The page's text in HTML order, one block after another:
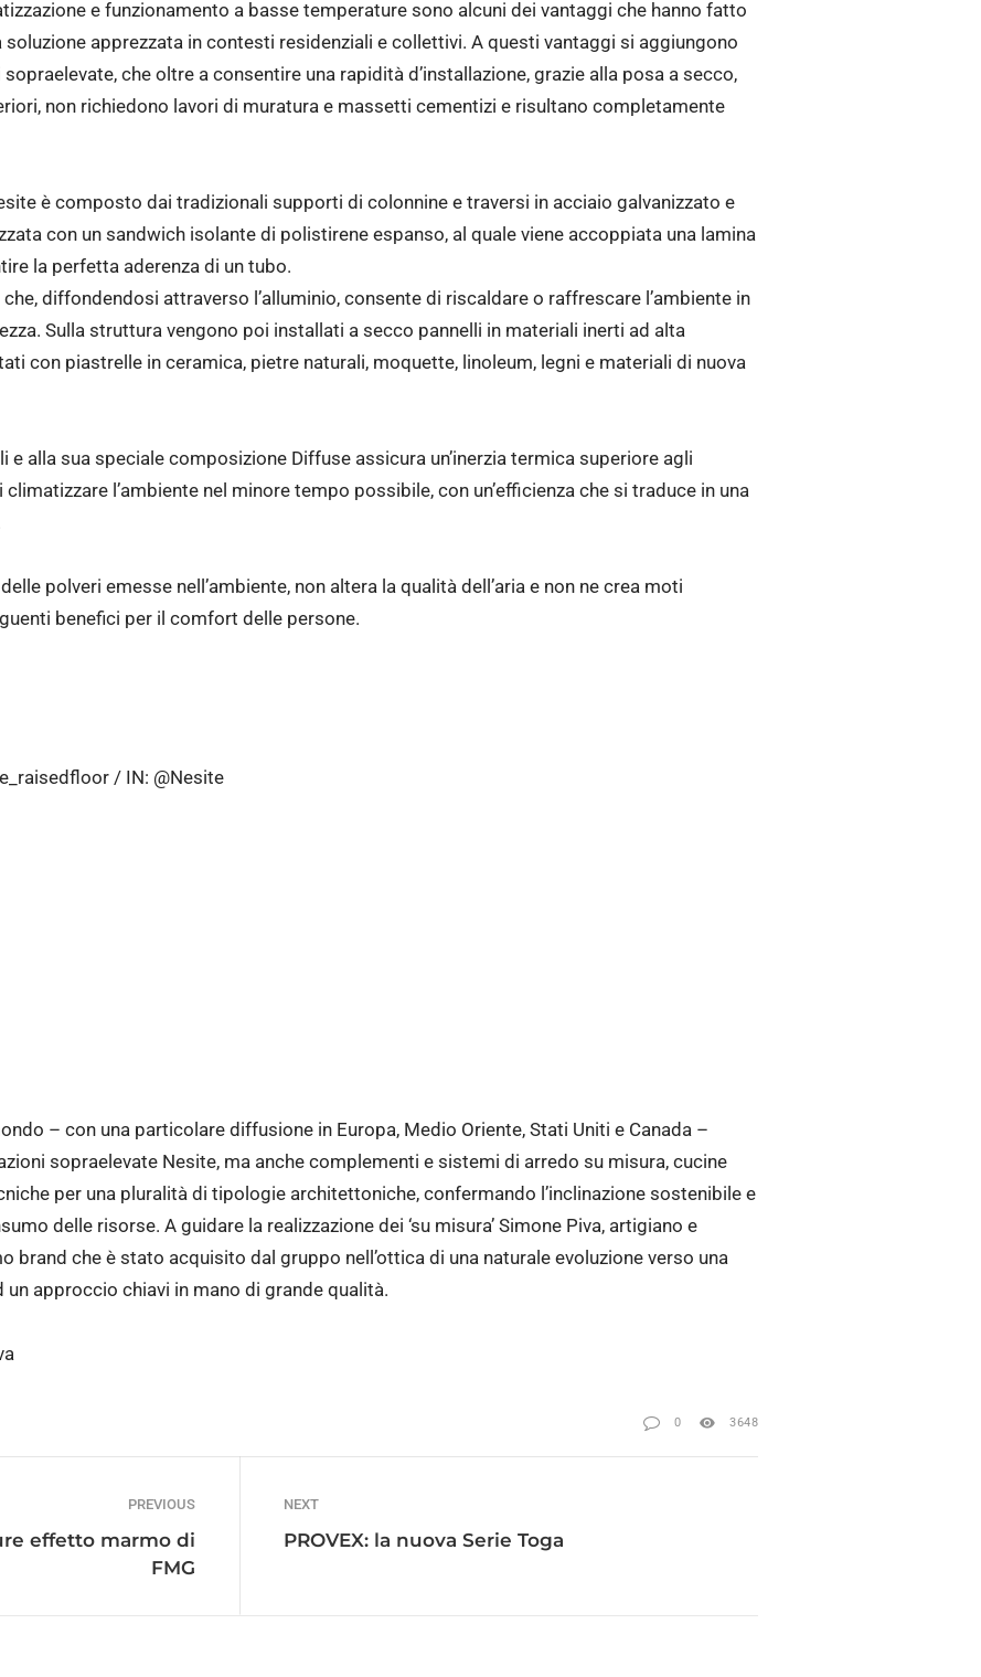
e funzionamento a basse temperature sono alcuni dei vantaggi che hanno fatto
soluzione apprezzata in contesti residenziali e collettivi. A questi vantaggi si aggiungono
che oltre a consentire una rapidità d’installazione, grazie alla posa a secco,
non richiedono lavori di muratura e massetti cementizi e risultano completamente
è composto dai tradizionali supporti di colonnine e traversi in acciaio galvanizzato e
con un sandwich isolante di polistirene espanso, al quale viene accoppiata una lamina
la perfetta aderenza di un tubo.
diffondendosi attraverso l’alluminio, consente di riscaldare o raffrescare l’ambiente in
Sulla struttura vengono poi installati a secco pannelli in materiali inerti ad alta
con piastrelle in ceramica, pietre naturali, moquette, linoleum, legni e materiali di nuova
e alla sua speciale composizione Diffuse assicura un’inerzia termica superiore agli
l’ambiente nel minore tempo possibile, con un’efficienza che si traduce in una
polveri emesse nell’ambiente, non altera la qualità dell’aria e non ne crea moti
benefici per il comfort delle persone.
/ IN: @Nesite
– con una particolare diffusione in Europa, Medio Oriente, Stati Uniti e Canada –
sopraelevate Nesite, ma anche complementi e sistemi di arredo su misura, cucine
per una pluralità di tipologie architettoniche, confermando l’inclinazione sostenibile e
delle risorse. A guidare la realizzazione dei ‘su misura’ Simone Piva, artigiano e
brand che è stato acquisito dal gruppo nell’ottica di una naturale evoluzione verso una
approccio chiavi in mano di grande qualità.
0 3648
PREVIOUS
effetto marmo di
FMG
NEXT
PROVEX: la nuova Serie Toga